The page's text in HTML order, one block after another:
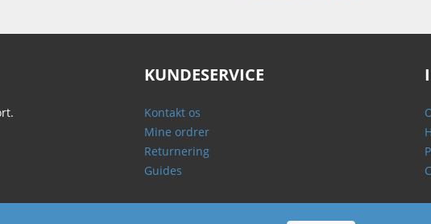
KUNDESERVICE
Kontakt os
Mine ordrer
Returnering
Guides